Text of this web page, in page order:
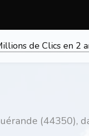
de Clics en 2
(44350),